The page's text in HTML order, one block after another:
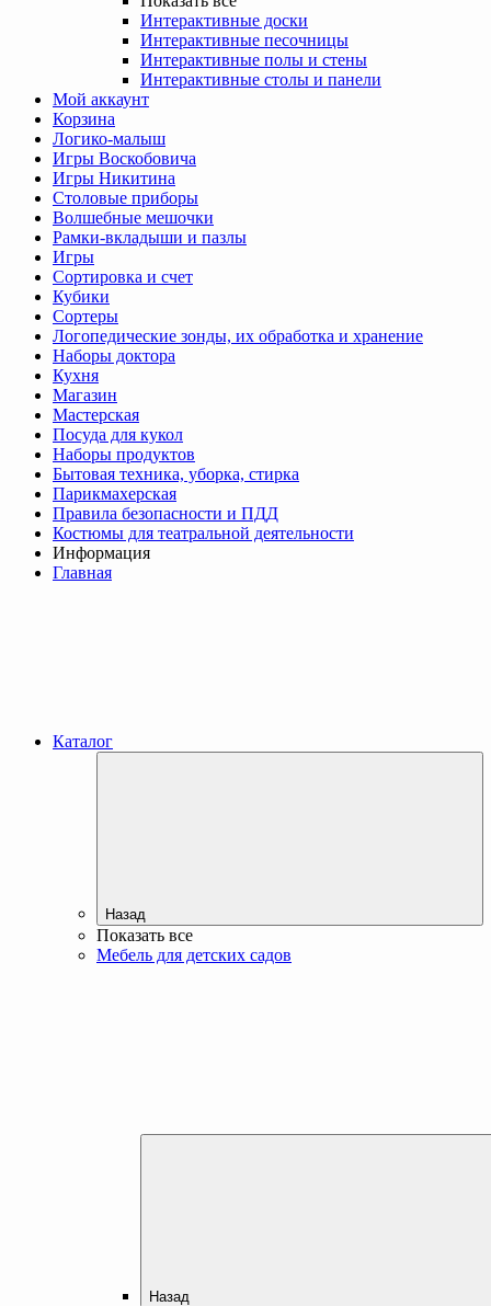
Интерактивные доски
Интерактивные песочницы
Интерактивные полы и стены
Интерактивные столы и панели
Мой аккаунт
Корзина
Логико-малыш
Игры Воскобовича
Игры Никитина
Столовые приборы
Волшебные мешочки
Рамки-вкладыши и пазлы
Игры
Сортировка и счет
Кубики
Сортеры
Логопедические зонды, их обработка и хранение
Наборы доктора
Кухня
Магазин
Мастерская
Посуда для кукол
Наборы продуктов
Бытовая техника, уборка, стирка
Парикмахерская
Правила безопасности и ПДД
Костюмы для театральной деятельности
Информация
Главная
Каталог
Назад
Показать все
Мебель для детских садов
Назад